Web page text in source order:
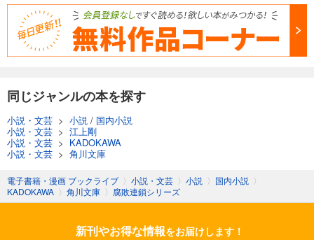
同じジャンルの本を探す
小説・文芸 > 小説 / 国内小説
小説・文芸 > 江上剛
小説・文芸 > KADOKAWA
小説・文芸 > 角川文庫
電子書籍・漫画 ブックライブ 〉 小説・文芸 〉 小説 〉 国内小説 〉
KADOKAWA 〉 角川文庫 〉 腐敗連鎖シリーズ
新刊やお得な情報をお届けします！